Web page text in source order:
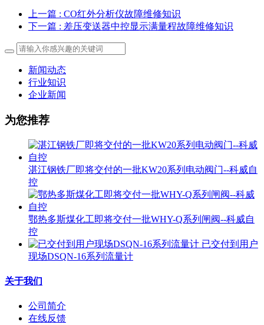
上一篇 : CO红外分析仪故障维修知识
下一篇 : 差压变送器中控显示满量程故障维修知识
新闻动态
行业知识
企业新闻
为您推荐
湛江钢铁厂即将交付的一批KW20系列电动阀门--科威自
控
鄂热多斯煤化工即将交付一批WHY-Q系列闸阀--科威自
控
已交付到用户
现场DSQN-16系列流量计
关于我们
公司简介
在线反馈